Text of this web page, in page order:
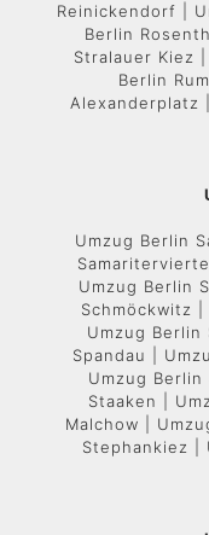
Reinickendorf |
Berlin
Stralauer Kiez
Berlin
Alexanderplatz
Umzug Berlin
Umzug Berlin
Schmöckwitz |
Umzug Berlin
Spandau |
Umzug
Staaken |
Malchow |
Stephankiez |